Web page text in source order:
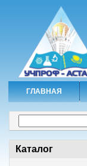
ГЛАВНАЯ
Каталог